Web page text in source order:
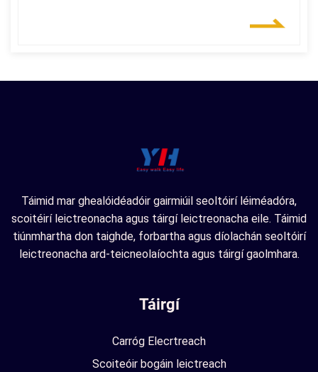
Táimid mar ghealóidéadóir gairmiúil seoltóirí léiméadóra,
scoitéirí leictreonacha agus táirgí leictreonacha eile. Táimid
tiúnmhartha don taighde, forbartha agus díolachán seoltóirí
leictreonacha ard-teicneolaíochta agus táirgí gaolmhara.
Táirgí
Carróg Elecrtreach
Scoiteóir bogáin leictreach